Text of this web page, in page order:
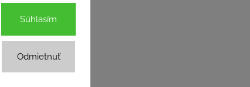
Odmietnuť
Súhlasím